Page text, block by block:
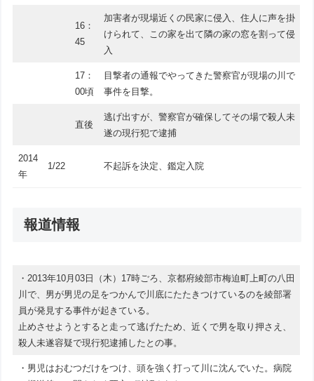
16：
45
加害者が現場近くの民家に侵入、住人に声を掛
けられて、この家を出て隣の家の窓を割って侵
入
17：
00頃
目撃者の通報でやってきた警察官が現場の川で
事件を目撃。
直後
逃げ出すが、警察官が確保してその場で殺人未
遂の現行犯で逮捕
2014
年
1/22 不起訴を決定、鑑定入院
報道情報
・2013年10月03日（木）17時ごろ、京都府綾部市梅迫町上町の八田
川で、男が男児の足をつかんで川底にたたきつけているのを綾部署
員が発見する事件が起きている。
止めさせようとすると走って逃げたため、近くで男を取り押さえ、
殺人未遂容疑で現行犯逮捕したとの事。
・男児はおむつだけをつけ、頭を強く打って川に沈んでいた。病院